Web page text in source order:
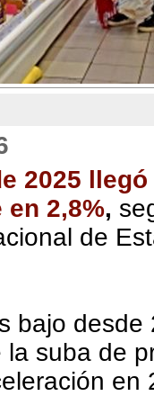
2025 llegó
2,8%,
de
bajo desde
suba de
en